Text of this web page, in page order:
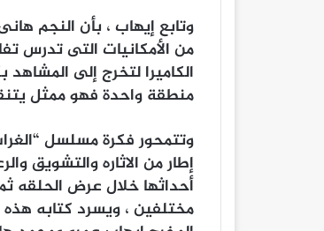
وتابع إيهاب ، بأن النجم
من الأمكانيات التى تدرس
الكاميرا لتخرج إلى
منطقة واحدة فهو ممثل
وتتمحور فكرة مسلسل
أحداثها خلال عرض الحلقه
مختلفين ، ويسرد كتابه